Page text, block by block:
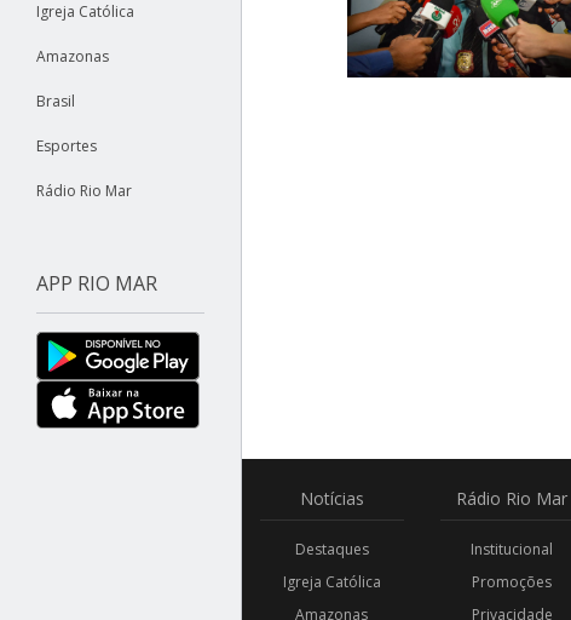
Igreja Católica
Amazonas
Brasil
Esportes
Rádio Rio Mar
APP RIO MAR
Notícias
Destaques
Igreja Católica
Amazonas
Rádio Rio Mar
Institucional
Promoções
Privacidade